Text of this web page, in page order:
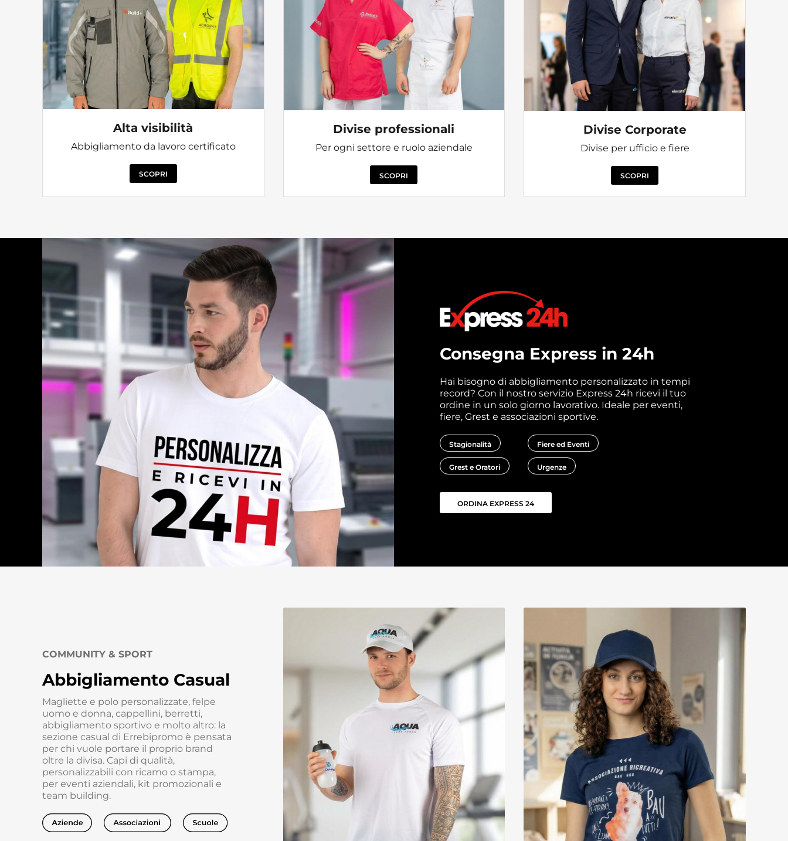
Alta visibilità
Abbigliamento da lavoro certificato
SCOPRI
Divise professionali
Per ogni settore e ruolo aziendale
SCOPRI
Divise Corporate
Divise per ufficio e fiere
SCOPRI
Consegna Express in 24h
Hai bisogno di abbigliamento personalizzato in tempi
record? Con il nostro servizio Express 24h ricevi il tuo
ordine in un solo giorno lavorativo. Ideale per eventi,
fiere, Grest e associazioni sportive.
Stagionalità Fiere ed Eventi
Grest e Oratori Urgenze
ORDINA EXPRESS 24
COMMUNITY & SPORT
Abbigliamento Casual
Magliette e polo personalizzate, felpe
uomo e donna, cappellini, berretti,
abbigliamento sportivo e molto altro: la
sezione casual di Errebipromo è pensata
per chi vuole portare il proprio brand
oltre la divisa. Capi di qualità,
personalizzabili con ricamo o stampa,
per eventi aziendali, kit promozionali e
team building.